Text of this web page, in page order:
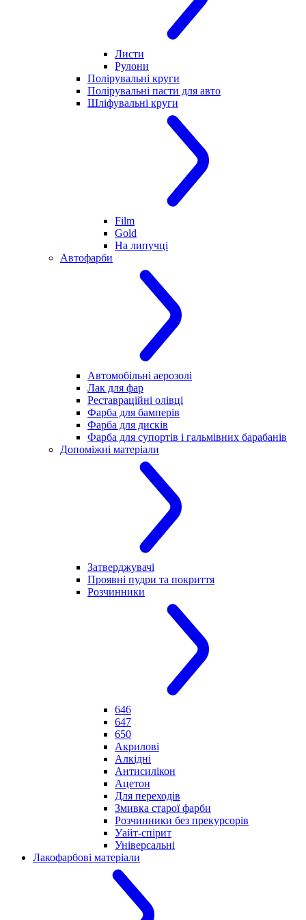
Листи
Рулони
Полірувальні круги
Полірувальні пасти для авто
Шліфувальні круги
Film
Gold
На липучці
Автофарби
Автомобільні аерозолі
Лак для фар
Реставраційні олівці
Фарба для бамперів
Фарба для дисків
Фарба для супортів і гальмівних барабанів
Допоміжні матеріали
Затверджувачі
Проявні пудри та покриття
Розчинники
646
647
650
Акрилові
Алкідні
Антисилікон
Ацетон
Для переходів
Змивка старої фарби
Розчинники без прекурсорів
Уайт-спірит
Універсальні
Лакофарбові матеріали